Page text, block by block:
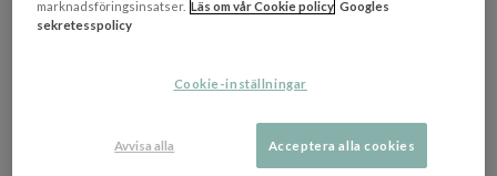
Trådtäthet 230 TC
liknande färger i 60 grader.
Certifierad
marknadsföringsinsatser. Läs om vår Cookie policy Googles
sekretesspolicy
Cookie-inställningar
Avvisa alla Acceptera alla cookies